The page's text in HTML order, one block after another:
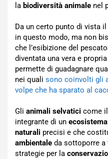
la biodiversità animale nel
Da un certo punto di vista
in questo modo, ma non
che l’esibizione del
diventata una vera e
permette di guadagnare
nei quali sono coinvolti gli
volpe che ha sparato al
Gli animali selvatici come
integrante di un ecosistema
naturali precisi e che
ambientale da sottoporre a
strategie per la